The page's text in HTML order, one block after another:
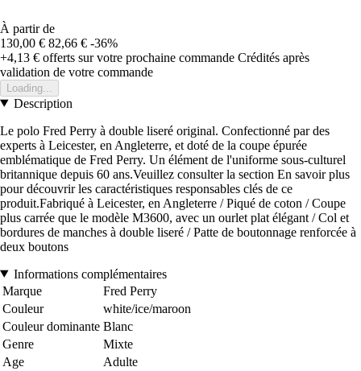
À partir de
130,00 € 82,66 € -36%
+4,13 € offerts sur votre prochaine commande Crédités après
validation de votre commande
Loading...
Description
Le polo Fred Perry à double liseré original. Confectionné par des
experts à Leicester, en Angleterre, et doté de la coupe épurée
emblématique de Fred Perry. Un élément de l'uniforme sous-culturel
britannique depuis 60 ans.Veuillez consulter la section En savoir plus
pour découvrir les caractéristiques responsables clés de ce
produit.Fabriqué à Leicester, en Angleterre / Piqué de coton / Coupe
plus carrée que le modèle M3600, avec un ourlet plat élégant / Col et
bordures de manches à double liseré / Patte de boutonnage renforcée à
deux boutons
Informations complémentaires
Marque
Fred Perry
Couleur
white/ice/maroon
Couleur dominante Blanc
Genre
Mixte
Age
Adulte